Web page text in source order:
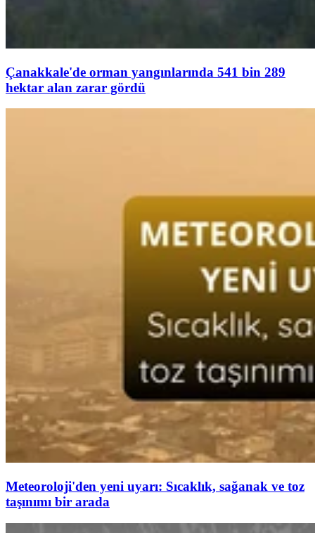
Çanakkale'de orman yangınlarında 541 bin 289
hektar alan zarar gördü
Meteoroloji'den yeni uyarı: Sıcaklık, sağanak ve toz
taşınımı bir arada